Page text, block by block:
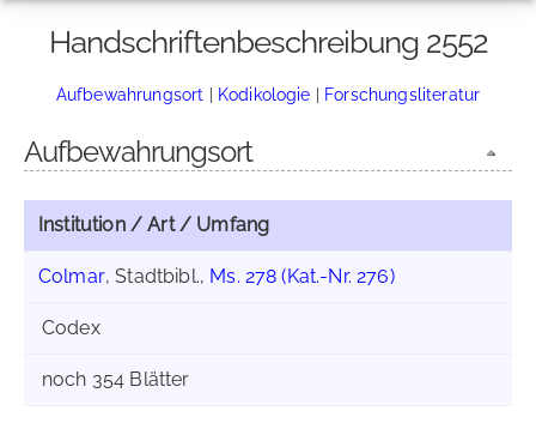
Handschriftenbeschreibung 2552
Aufbewahrungsort | Kodikologie | Forschungsliteratur
Aufbewahrungsort
Institution / Art / Umfang
Colmar, Stadtbibl., Ms. 278 (Kat.-Nr. 276)
Codex
noch 354 Blätter